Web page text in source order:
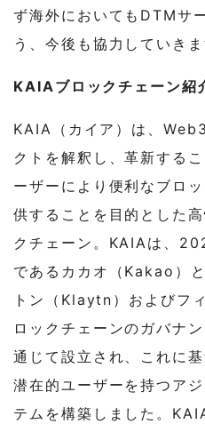
ず海外においてもDTMサ
う、今後も協力していきま
KAIAブロックチェーン紹
KAIA（カイア）は、
クトを解釈し、革新する
ーザーにより便利なブロ
供することを目的とした
クチェーン。KAIAは、
であるカカオ（Kakao）
トン（Klaytn）およびフ
ロックチェーンのガバナ
通じて設立され、これに
潜在的ユーザーを持つア
テムを構築しました。